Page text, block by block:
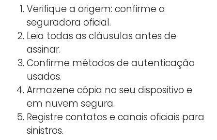
Verifique a origem: confirme a
seguradora oficial.
Leia todas as cláusulas antes de
assinar.
Confirme métodos de autenticação
usados.
Armazene cópia no seu dispositivo e
em nuvem segura.
Registre contatos e canais oficiais para
sinistros.